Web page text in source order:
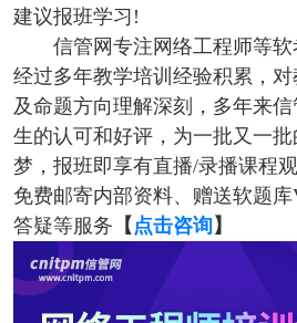
建议报班学习!
信管网专注网络工程师等软
经过多年教学培训经验积累，
及命题方向理解深刻，多年来
生的认可和好评，为一批又一
梦，报班即享有直播/录播课程
免费邮寄内部资料、赠送软题
答疑等服务 【 点击咨询 】